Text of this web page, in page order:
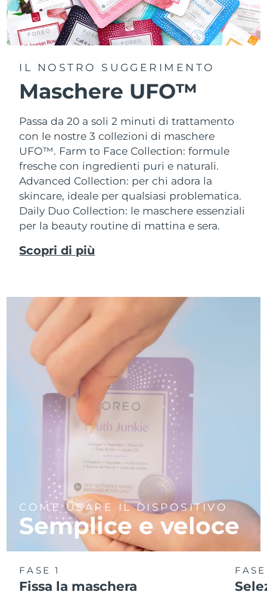
IL NOSTRO SUGGERIMENTO
Maschere UFO™
Passa da 20 a soli 2 minuti di trattamento
con le nostre 3 collezioni di maschere
UFO™. Farm to Face Collection: formule
fresche con ingredienti puri e naturali.
Advanced Collection: per chi adora la
skincare, ideale per qualsiasi problematica.
Daily Duo Collection: le maschere essenziali
per la beauty routine di mattina e sera.
Scopri di più
COME USARE IL DISPOSITIVO
Semplice e veloce
FASE 1
Fissa la maschera